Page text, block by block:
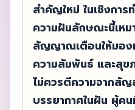
สำคัญใหม่ ในเชิงการ
ความฝันลักษณะนี้เหม
สัญญาณเตือนให้มอง
ความสัมพันธ์ และสุข
ไม่ควรตีความจากสั
บรรยากาศในฝัน ผู้ค